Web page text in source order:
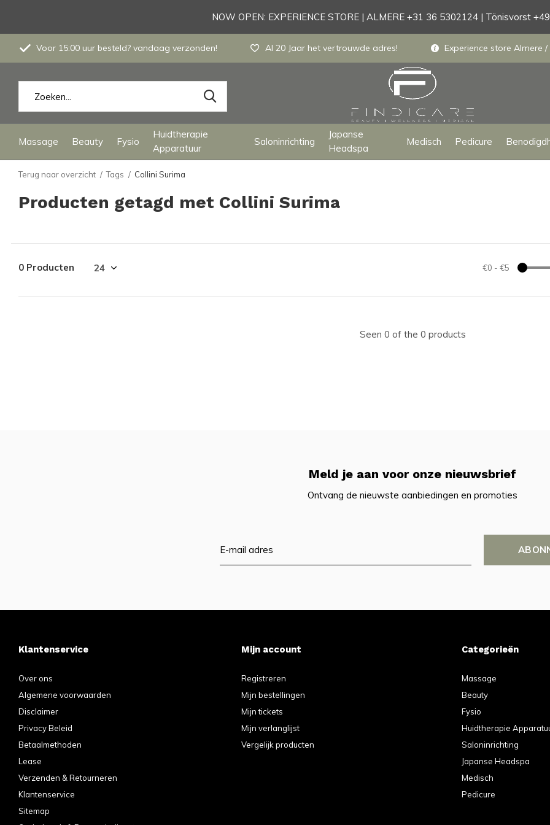
Massage Beauty Fysio
Huidtherapie
Apparatuur
Saloninrichting
Japanse
Headspa
Medisch Pedicure
Voor 15:00 uur besteld? vandaag verzonden! Al 20 Jaar het vertrouwde adres! Experience store Almere
NOW OPEN: EXPERIENCE STORE | ALMERE +31 36 5302124 | Tönisvorst
Terug naar overzicht Tags Collini Surima
Producten getagd met Collini Surima
0 Producten €0 - €5
Seen 0 of the 0 products
Meld je aan voor onze nieuwsbrief
Ontvang de nieuwste aanbiedingen en promoties
Klantenservice
Over ons
Algemene voorwaarden
Disclaimer
Privacy Beleid
Betaalmethoden
Lease
Verzenden & Retourneren
Klantenservice
Sitemap
Mijn account
Registreren
Mijn bestellingen
Mijn tickets
Mijn verlanglijst
Vergelijk producten
Categorieën
Massage
Beauty
Fysio
Huidtherapie
Saloninrichting
Japanse Headspa
Medisch
Pedicure